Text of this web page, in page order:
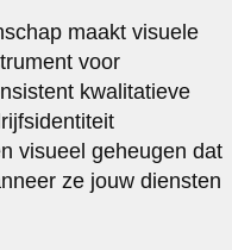
maakt visuele
voor
kwalitatieve
visueel geheugen dat
ze jouw diensten